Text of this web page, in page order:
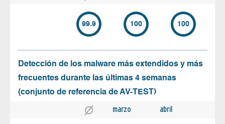
99.9 100 100
Detección de los malware más extendidos y más
frecuentes durante las últimas 4 semanas
(conjunto de referencia de AV-TEST)
marzo abril